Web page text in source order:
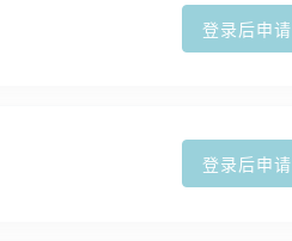
登录后申请
登录后申请